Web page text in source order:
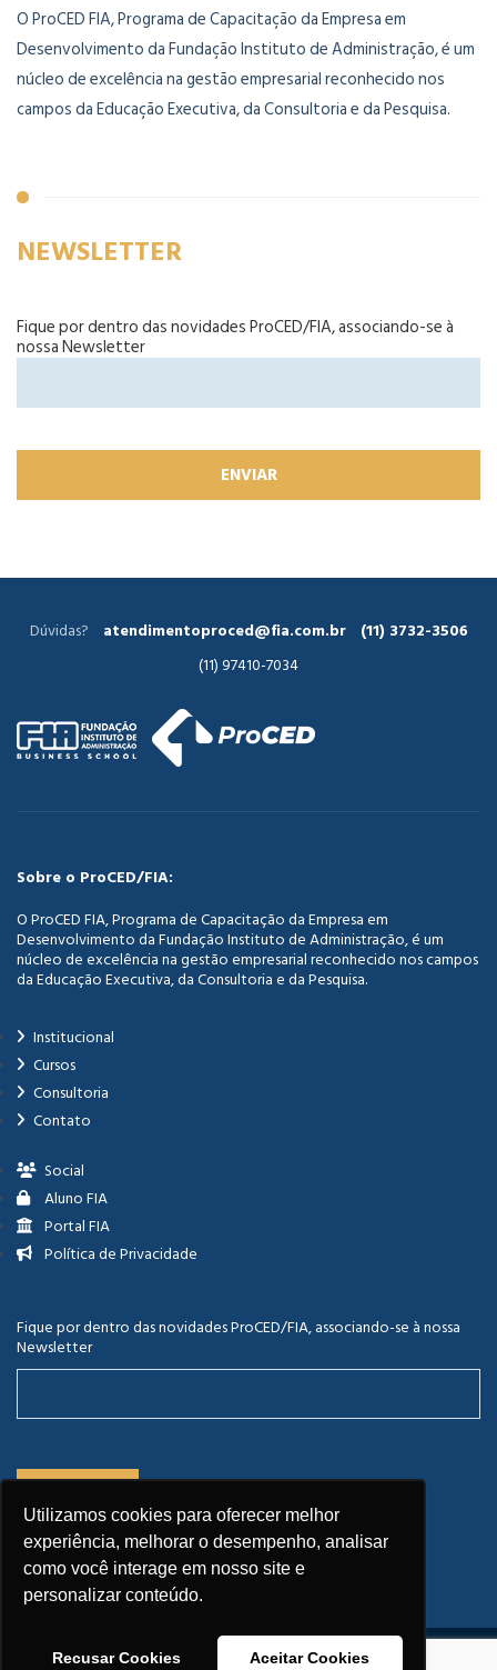
Utilizamos cookies para oferecer melhor
experiência, melhorar o desempenho, analisar
como você interage em nosso site e
personalizar conteúdo.
Recusar Cookies Aceitar Cookies
O ProCED FIA, Programa de Capacitação da Empresa em
Desenvolvimento da Fundação Instituto de Administração, é um
núcleo de excelência na gestão empresarial reconhecido nos
campos da Educação Executiva, da Consultoria e da Pesquisa.
NEWSLETTER
Fique por dentro das novidades ProCED/FIA, associando-se à
nossa Newsletter
Dúvidas? atendimentoproced@fia.com.br
(11) 3732-3506
(11) 97410-7034
Sobre o ProCED/FIA:
O ProCED FIA, Programa de Capacitação da Empresa em
Desenvolvimento da Fundação Instituto de Administração, é um
núcleo de excelência na gestão empresarial reconhecido nos campos
da Educação Executiva, da Consultoria e da Pesquisa.
Institucional
Cursos
Consultoria
Contato
Social
Aluno FIA
Portal FIA
Política de Privacidade
Fique por dentro das novidades ProCED/FIA, associando-se à nossa
Newsletter